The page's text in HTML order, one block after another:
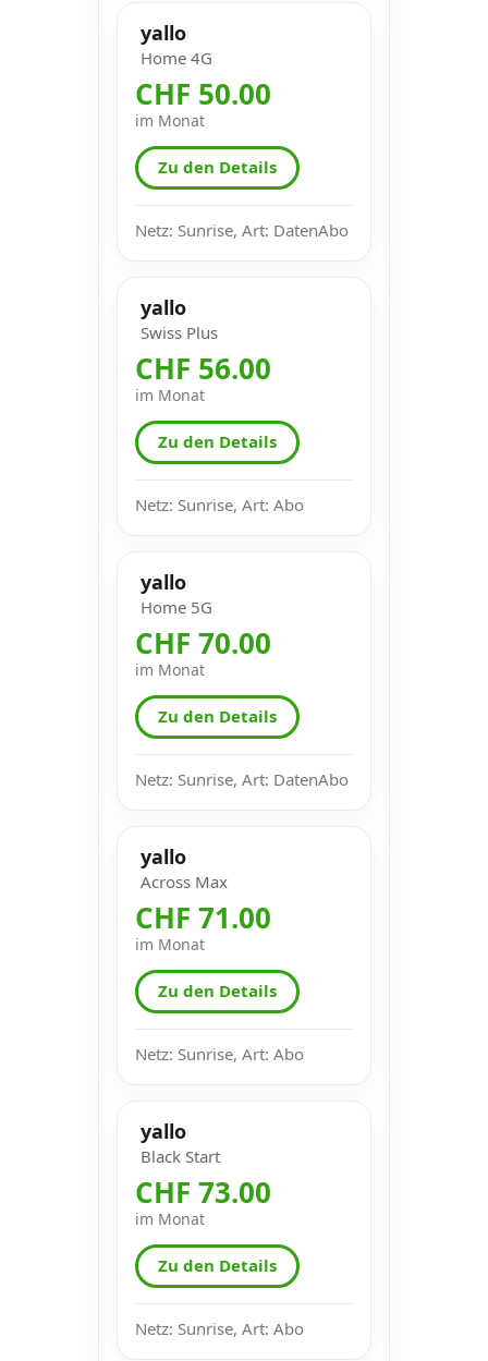
yallo
Home 4G
CHF 50.00
im Monat
Zu den Details
Netz: Sunrise, Art: DatenAbo
yallo
Swiss Plus
CHF 56.00
im Monat
Zu den Details
Netz: Sunrise, Art: Abo
yallo
Home 5G
CHF 70.00
im Monat
Zu den Details
Netz: Sunrise, Art: DatenAbo
yallo
Across Max
CHF 71.00
im Monat
Zu den Details
Netz: Sunrise, Art: Abo
yallo
Black Start
CHF 73.00
im Monat
Zu den Details
Netz: Sunrise, Art: Abo